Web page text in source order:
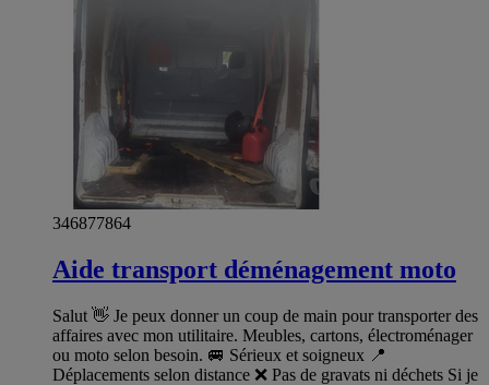
346877864
Aide transport déménagement moto
Salut 👋 Je peux donner un coup de main pour transporter des
affaires avec mon utilitaire. Meubles, cartons, électroménager
ou moto selon besoin. 🚐 Sérieux et soigneux 📍
Déplacements selon distance ❌ Pas de gravats ni déchets Si je